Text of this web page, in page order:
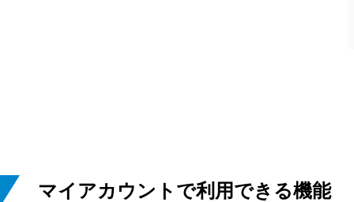
マイアカウントで利用できる機能